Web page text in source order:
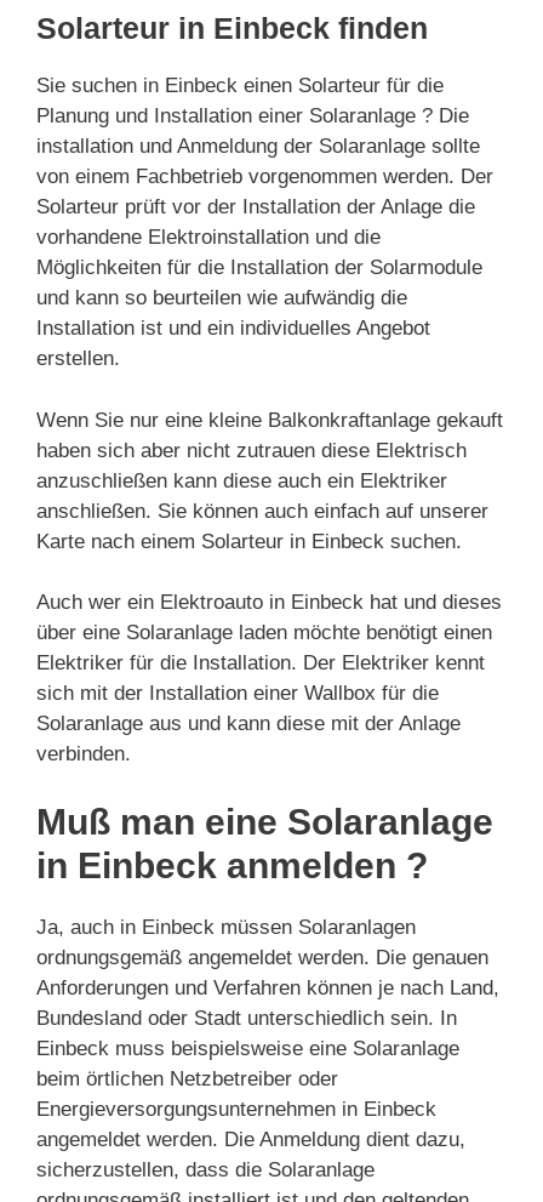
Solarteur in Einbeck finden
Sie suchen in Einbeck einen Solarteur für die
Planung und Installation einer Solaranlage ? Die
installation und Anmeldung der Solaranlage sollte
von einem Fachbetrieb vorgenommen werden. Der
Solarteur prüft vor der Installation der Anlage die
vorhandene Elektroinstallation und die
Möglichkeiten für die Installation der Solarmodule
und kann so beurteilen wie aufwändig die
Installation ist und ein individuelles Angebot
erstellen.
Wenn Sie nur eine kleine Balkonkraftanlage gekauft
haben sich aber nicht zutrauen diese Elektrisch
anzuschließen kann diese auch ein Elektriker
anschließen. Sie können auch einfach auf unserer
Karte nach einem Solarteur in Einbeck suchen.
Auch wer ein Elektroauto in Einbeck hat und dieses
über eine Solaranlage laden möchte benötigt einen
Elektriker für die Installation. Der Elektriker kennt
sich mit der Installation einer Wallbox für die
Solaranlage aus und kann diese mit der Anlage
verbinden.
Muß man eine Solaranlage
in Einbeck anmelden ?
Ja, auch in Einbeck müssen Solaranlagen
ordnungsgemäß angemeldet werden. Die genauen
Anforderungen und Verfahren können je nach Land,
Bundesland oder Stadt unterschiedlich sein. In
Einbeck muss beispielsweise eine Solaranlage
beim örtlichen Netzbetreiber oder
Energieversorgungsunternehmen in Einbeck
angemeldet werden. Die Anmeldung dient dazu,
sicherzustellen, dass die Solaranlage